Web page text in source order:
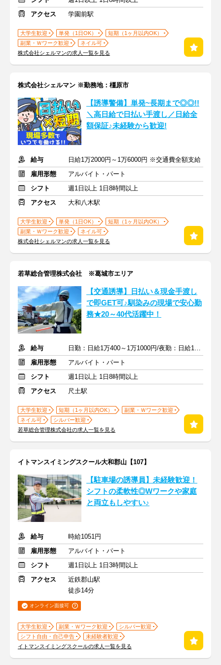
アクセス
学園前駅
大学生歓迎 単発（1日OK）
短期（1ヶ月以内OK）
副業・Ｗワーク歓迎
ネイル可
株式会社シェルマンの求人一覧を見る
株式会社シェルマン ※勤務地：橿原市
【誘導警備】単発~長期まで◎◎!!
＼高日給で日払い手渡し／日給全
額保証♪未経験から歓迎!
給与
日給1万2000円～1万6000円 ※交通費全額支給
雇用形態
アルバイト・パート
シフト
週1日以上 1日8時間以上
アクセス
大和八木駅
大学生歓迎 単発（1日OK）
短期（1ヶ月以内OK）
副業・Ｗワーク歓迎
ネイル可
株式会社シェルマンの求人一覧を見る
若草総合管理株式会社 ※葛城市エリア
【交通誘導】日払い＆現金手渡し
で即GET可♪馴染みの現場で安心勤
務★20～40代活躍中！
給与
日勤：日給1万400～1万1000円/夜勤：日給1万3000～1万3500円
雇用形態
アルバイト・パート
シフト
週1日以上 1日8時間以上
アクセス
尺土駅
大学生歓迎 短期（1ヶ月以内OK）
副業・Ｗワーク歓迎
ネイル可
シルバー歓迎
若草総合管理株式会社の求人一覧を見る
イトマンスイミングスクール大和郡山【107】
【駐車場の誘導員】未経験歓迎！
シフトの柔軟性◎Wワークや家庭
と両立もしやすい♪
給与
時給1051円
雇用形態
アルバイト・パート
シフト
週1日以上 1日3時間以上
アクセス
近鉄郡山駅
徒歩14分
オンライン面接可
大学生歓迎 副業・Ｗワーク歓迎
シルバー歓迎
シフト自由・自己申告
未経験者歓迎
イトマンスイミングスクールの求人一覧を見る